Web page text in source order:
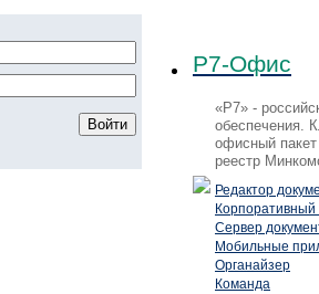
Р7-Офис
«Р7» -
обеспечения.
офисный
реестр
Редактор
Корпоративный
Сервер
Мобильные
Органайзер
Команда